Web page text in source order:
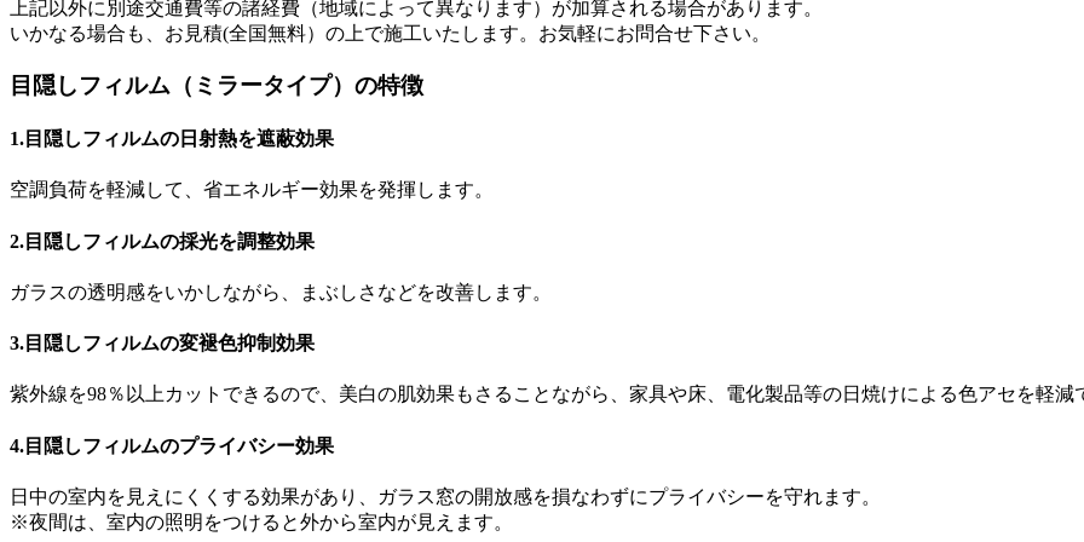
上記以外に別途交通費等の諸経費（地域によって異なります）が加算される場合があります。
いかなる場合も、お見積(全国無料）の上で施工いたします。お気軽にお問合せ下さい。
目隠しフィルム（ミラータイプ）の特徴
1. 目隠しフィルムの日射熱を遮蔽効果
空調負荷を軽減して、省エネルギー効果を発揮します。
2. 目隠しフィルムの採光を調整効果
ガラスの透明感をいかしながら、まぶしさなどを改善します。
3. 目隠しフィルムの変褪色抑制効果
紫外線を98％以上カットできるので、美白の肌効果もさることながら、家具や床、電化製品等の日焼けによる色アセを軽減
4. 目隠しフィルムのプライバシー効果
日中の室内を見えにくくする効果があり、ガラス窓の開放感を損なわずにプライバシーを守れます。
※夜間は、室内の照明をつけると外から室内が見えます。